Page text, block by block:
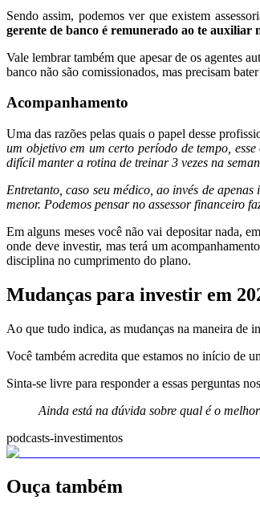
Sendo assim, podemos ver que existem
gerente de banco é remunerado ao te auxiliar
Vale lembrar também que apesar de os agentes
banco não são comissionados, mas precisam
Acompanhamento
Uma das razões pelas quais o papel desse
um objetivo em um certo período de tempo,
difícil manter a rotina de treinar 3 vezes na
Entretanto, caso seu médico, ao invés de
menor. Podemos pensar no assessor financeiro
Em alguns meses você não vai depositar nada,
onde deve investir, mas terá um
disciplina no cumprimento do plano.
Mudanças para investir em
Ao que tudo indica, as mudanças na maneira de
Você também acredita que estamos no início de
Sinta-se livre para responder a essas perguntas
Ainda está na dúvida sobre qual é o
podcasts-investimentos
Ouça também